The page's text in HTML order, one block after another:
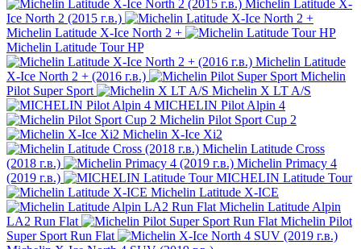
Michelin Latitude X-
Ice North 2 (2015 г.в.)
Michelin Latitude X-Ice North 2 +
Michelin Latitude Tour HP
Michelin Latitude
X-Ice North 2 + (2016 г.в.)
Michelin
Pilot Super Sport
Michelin X LT A/S
MICHELIN Pilot Alpin 4
Michelin Pilot Sport Cup 2
Michelin X-Ice Xi2
Michelin Latitude Cross
(2018 г.в.)
Michelin Primacy 4
(2019 г.в.)
MICHELIN Latitude Tour
Michelin Latitude X-ICE
Michelin Latitude Alpin
LA2 Run Flat
Michelin Pilot
Super Sport Run Flat